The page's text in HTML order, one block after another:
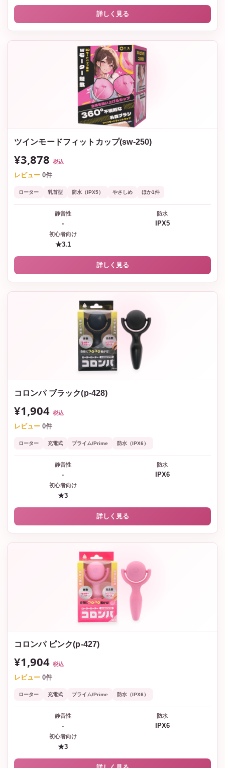
詳しく見る
ツインモードフィットカップ(sw-250)
¥3,878 税込
レビュー 0件
ローター 乳首型 防水（IPX5） やさしめ ほか1件
静音性
-
防水
IPX5
初心者向け
★3.1
詳しく見る
コロンパ ブラック(p-428)
¥1,904 税込
レビュー 0件
ローター 充電式 プライム/Prime 防水（IPX6）
静音性
-
防水
IPX6
初心者向け
★3
詳しく見る
コロンパ ピンク(p-427)
¥1,904 税込
レビュー 0件
ローター 充電式 プライム/Prime 防水（IPX6）
静音性
-
防水
IPX6
初心者向け
★3